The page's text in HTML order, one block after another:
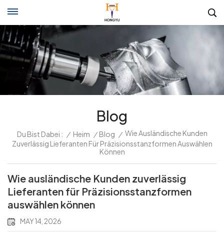
Blog
Du Bist Dabei : / Heim / Blog / Wie Ausländische Kunden
Zuverlässig Lieferanten Für Präzisionsstanzformen Auswählen
Können
Wie ausländische Kunden zuverlässig
Lieferanten für Präzisionsstanzformen
auswählen können
MAY 14, 2026